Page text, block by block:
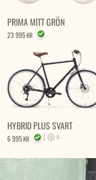
PRIMA MITT GRÖN
23 995KR
HYBRID PLUS SVART
6 995KR 8